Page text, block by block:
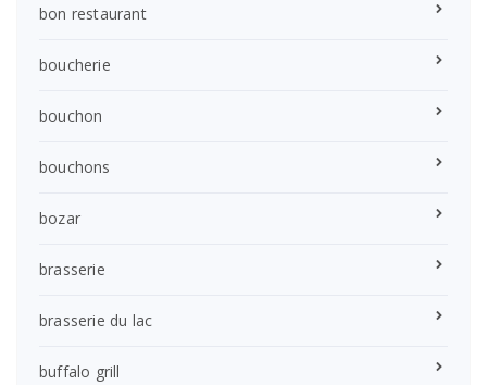
bon restaurant
boucherie
bouchon
bouchons
bozar
brasserie
brasserie du lac
buffalo grill